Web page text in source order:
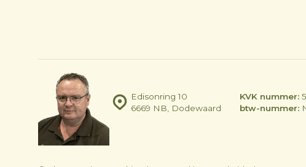
Edisonring 10
6669 NB, Dodewaard
KVK nummer:
btw-nummer: